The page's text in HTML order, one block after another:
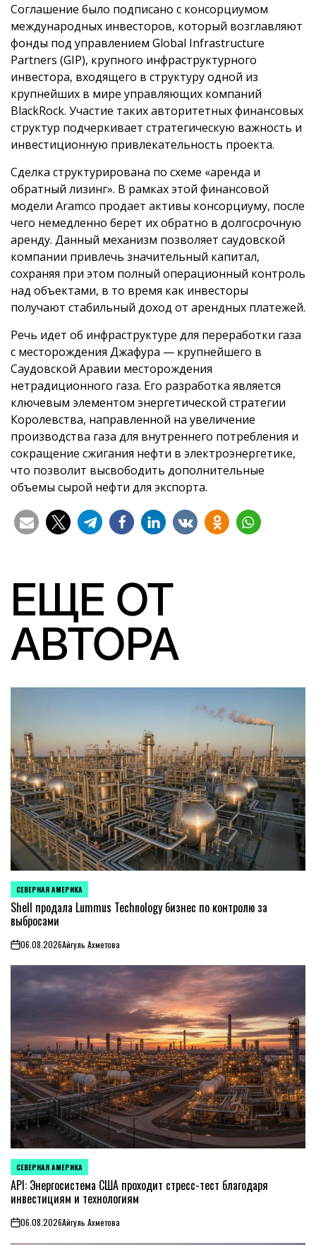
Соглашение было подписано с консорциумом
международных инвесторов, который возглавляют
фонды под управлением Global Infrastructure
Partners (GIP), крупного инфраструктурного
инвестора, входящего в структуру одной из
крупнейших в мире управляющих компаний
BlackRock. Участие таких авторитетных финансовых
структур подчеркивает стратегическую важность и
инвестиционную привлекательность проекта.
Сделка структурирована по схеме «аренда и
обратный лизинг». В рамках этой финансовой
модели Aramco продает активы консорциуму, после
чего немедленно берет их обратно в долгосрочную
аренду. Данный механизм позволяет саудовской
компании привлечь значительный капитал,
сохраняя при этом полный операционный контроль
над объектами, в то время как инвесторы
получают стабильный доход от арендных платежей.
Речь идет об инфраструктуре для переработки газа
с месторождения Джафура — крупнейшего в
Саудовской Аравии месторождения
нетрадиционного газа. Его разработка является
ключевым элементом энергетической стратегии
Королевства, направленной на увеличение
производства газа для внутреннего потребления и
сокращение сжигания нефти в электроэнергетике,
что позволит высвободить дополнительные
объемы сырой нефти для экспорта.
ЕЩЕ ОТ
АВТОРА
ОПУБЛИКОВАНО
В
СЕВЕРНАЯ АМЕРИКА
Shell продала Lummus Technology бизнес по контролю за
выбросами
on06.08.2026Айгуль Ахметова
ОПУБЛИКОВАНО
В
СЕВЕРНАЯ АМЕРИКА
API: Энергосистема США проходит стресс-тест благодаря
инвестициям и технологиям
on06.08.2026Айгуль Ахметова